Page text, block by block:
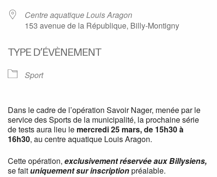
Centre aquatique Louis Aragon
153 avenue de la République, Billy-Montigny
TYPE D’ÉVÈNEMENT
Sport
Dans le cadre de l’opération Savoir Nager, menée par le
service des Sports de la municipalité, la prochaine série
de tests aura lieu le mercredi 25 mars, de 15h30 à
16h30, au centre aquatique Louis Aragon.
Cette opération, exclusivement réservée aux Billysiens,
se faituniquement sur inscriptionpréalable.